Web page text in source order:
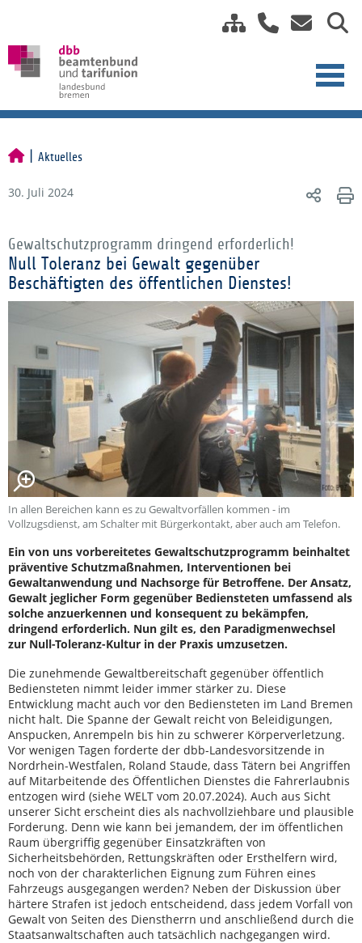
Aktuelles
30. Juli 2024
Gewaltschutzprogramm dringend erforderlich!
Null Toleranz bei Gewalt gegenüber
Beschäftigten des öffentlichen Dienstes!
In allen Bereichen kann es zu Gewaltvorfällen kommen - im
Vollzugsdienst, am Schalter mit Bürgerkontakt, aber auch am Telefon.
Ein von uns vorbereitetes Gewaltschutzprogramm beinhaltet
präventive Schutzmaßnahmen, Interventionen bei
Gewaltanwendung und Nachsorge für Betroffene. Der Ansatz,
Gewalt jeglicher Form gegenüber Bediensteten umfassend als
solche anzuerkennen und konsequent zu bekämpfen,
dringend erforderlich. Nun gilt es, den Paradigmenwechsel
zur Null-Toleranz-Kultur in der Praxis umzusetzen.
Die zunehmende Gewaltbereitschaft gegenüber öffentlich
Bediensteten nimmt leider immer stärker zu. Diese
Entwicklung macht auch vor den Bediensteten im Land Bremen
nicht halt. Die Spanne der Gewalt reicht von Beleidigungen,
Anspucken, Anrempeln bis hin zu schwerer Körperverletzung.
Vor wenigen Tagen forderte der dbb-Landesvorsitzende in
Nordrhein-Westfalen, Roland Staude, dass Tätern bei Angriffen
auf Mitarbeitende des Öffentlichen Dienstes die Fahrerlaubnis
entzogen wird (siehe WELT vom 20.07.2024). Auch aus Sicht
unserer Sicht erscheint dies als nachvollziehbare und plausible
Forderung. Denn wie kann bei jemandem, der im öffentlichen
Raum übergriffig gegenüber Einsatzkräften von
Sicherheitsbehörden, Rettungskräften oder Ersthelfern wird,
noch von der charakterlichen Eignung zum Führen eines
Fahrzeugs ausgegangen werden? Neben der Diskussion über
härtere Strafen ist jedoch entscheidend, dass jedem Vorfall von
Gewalt von Seiten des Dienstherrn und anschließend durch die
Staatsanwaltschaften auch tatsächlich nachgegangen wird.